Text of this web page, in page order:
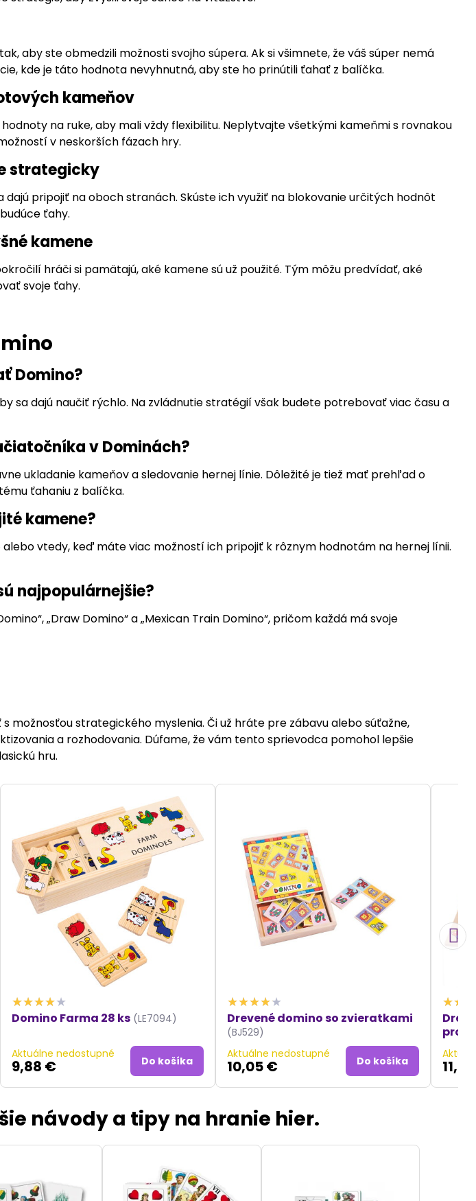
aby ste obmedzili možnosti svojho súpera. Ak si všimnete, že váš súper nemá
kde je táto hodnota nevyhnutná, aby ste ho prinútili ťahať z balíčka.
kameňov
na ruke, aby mali vždy flexibilitu. Neplytvajte všetkými kameňmi s rovnakou
v neskorších fázach hry.
strategicky
dajú pripojiť na oboch stranách. Skúste ich využiť na blokovanie určitých hodnôt
ťahy.
kamene
hráči si pamätajú, aké kamene sú už použité. Tým môžu predvídať, aké
svoje ťahy.
Domino?
sa dajú naučiť rýchlo. Na zvládnutie stratégií však budete potrebovať viac času a
v Dominách?
ukladanie kameňov a sledovanie hernej línie. Dôležité je tiež mať prehľad o
ťahaniu z balíčka.
kamene?
vtedy, keď máte viac možností ich pripojiť k rôznym hodnotám na hernej línii.
najpopulárnejšie?
„Draw Domino“ a „Mexican Train Domino“, pričom každá má svoje
možnosťou strategického myslenia. Či už hráte pre zábavu alebo súťažne,
a rozhodovania. Dúfame, že vám tento sprievodca pomohol lepšie
hru.
Domino Farma 28 ks (LE7094)
Aktuálne nedostupné
9,88 € Do košíka
Drevené domino so zvieratkami
(BJ529)
Aktuálne nedostupné
10,05 € Do košíka
návody a tipy na hranie hier.